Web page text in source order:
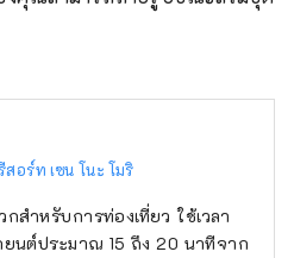
สอร์ท เซน โนะ โมริ
สำหรับการท่องเที่ยว ใช้เวลา
ยนต์ประมาณ 15 ถึง 20 นาทีจาก